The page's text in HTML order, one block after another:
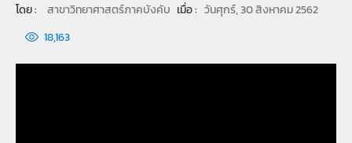
โดย : สาขาวิทยาศาสตร์ภาคบังคับ เมื่อ : วันศุกร์, 30 สิงหาคม 2562
18,163